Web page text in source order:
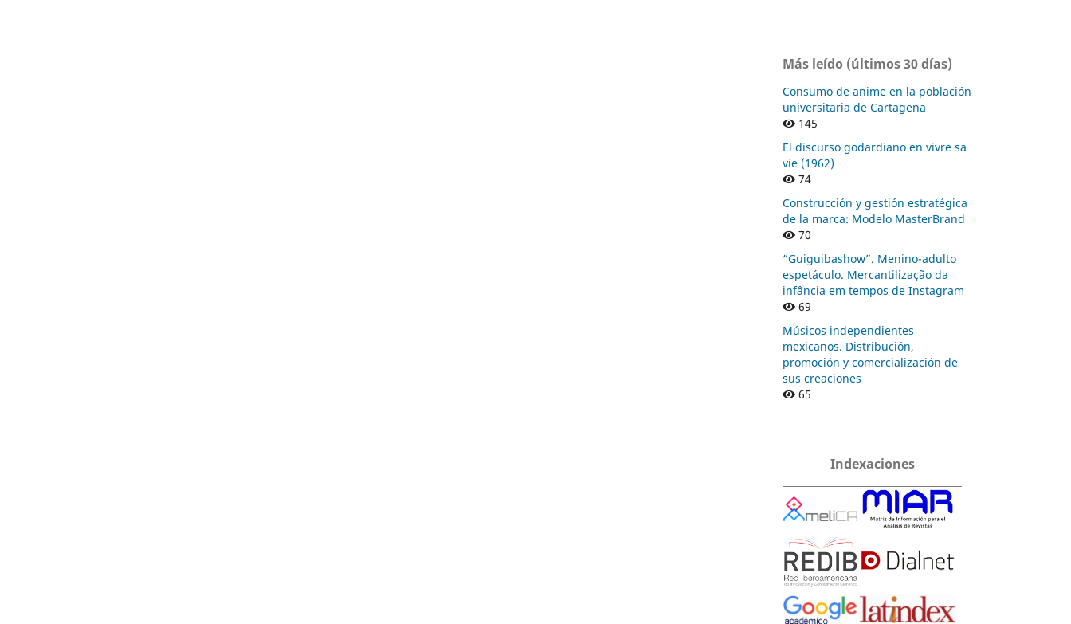
Más leído (últimos 30 días)
Consumo de anime en la población
universitaria de Cartagena
145
El discurso godardiano en vivre sa
vie (1962)
74
Construcción y gestión estratégica
de la marca: Modelo MasterBrand
70
“Guiguibashow”. Menino-adulto
espetáculo. Mercantilização da
infância em tempos de Instagram
69
Músicos independientes
mexicanos. Distribución,
promoción y comercialización de
sus creaciones
65
Indexaciones